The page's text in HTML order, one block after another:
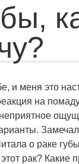
и меня это
на
о раке
рак? Какие